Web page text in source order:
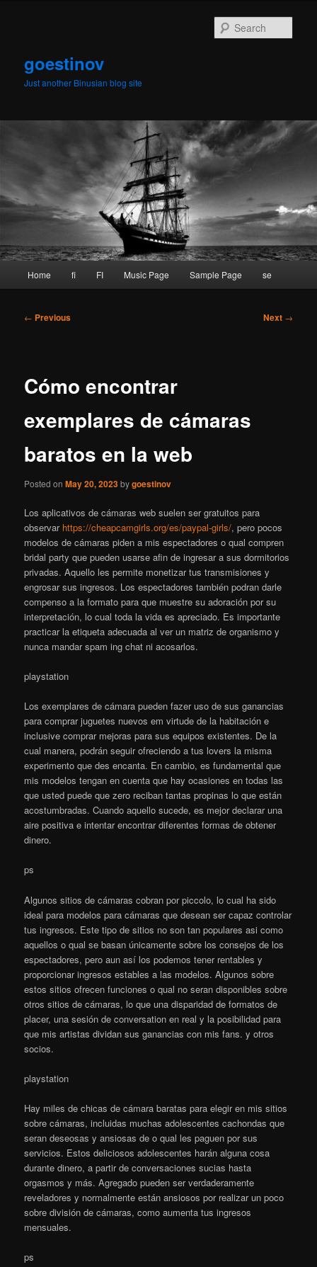
goestinov
Just another Binusian blog site
Home fi FI Music Page Sample Page se
Post
← Previous Next →
Cómo encontrar
exemplares de cámaras
baratos en la web
Posted onMay 20, 2023bygoestinov
Los aplicativos de cámaras web suelen ser gratuitos para
observar https://cheapcamgirls.org/es/paypal-girls/, pero pocos
modelos de cámaras piden a mis espectadores o qual compren
bridal party que pueden usarse afin de ingresar a sus dormitorios
privadas. Aquello les permite monetizar tus transmisiones y
engrosar sus ingresos. Los espectadores también podran darle
compenso a la formato para que muestre su adoración por su
interpretación, lo cual toda la vida es apreciado. Es importante
practicar la etiqueta adecuada al ver un matriz de organismo y
nunca mandar spam ing chat ni acosarlos.
playstation
Los exemplares de cámara pueden fazer uso de sus ganancias
para comprar juguetes nuevos em virtude de la habitación e
inclusive comprar mejoras para sus equipos existentes. De la
cual manera, podrán seguir ofreciendo a tus lovers la misma
experimento que des encanta. En cambio, es fundamental que
mis modelos tengan en cuenta que hay ocasiones en todas las
que usted puede que zero reciban tantas propinas lo que están
acostumbradas. Cuando aquello sucede, es mejor declarar una
aire positiva e intentar encontrar diferentes formas de obtener
dinero.
ps
Algunos sitios de cámaras cobran por piccolo, lo cual ha sido
ideal para modelos para cámaras que desean ser capaz controlar
tus ingresos. Este tipo de sitios no son tan populares asi como
aquellos o qual se basan únicamente sobre los consejos de los
espectadores, pero aun así los podemos tener rentables y
proporcionar ingresos estables a las modelos. Algunos sobre
estos sitios ofrecen funciones o qual no seran disponibles sobre
otros sitios de cámaras, lo que una disparidad de formatos de
placer, una sesión de conversation en real y la posibilidad para
que mis artistas dividan sus ganancias con mis fans. y otros
socios.
playstation
Hay miles de chicas de cámara baratas para elegir en mis sitios
sobre cámaras, incluidas muchas adolescentes cachondas que
seran deseosas y ansiosas de o qual les paguen por sus
servicios. Estos deliciosos adolescentes harán alguna cosa
durante dinero, a partir de conversaciones sucias hasta
orgasmos y más. Agregado pueden ser verdaderamente
reveladores y normalmente están ansiosos por realizar un poco
sobre división de cámaras, como aumenta tus ingresos
mensuales.
ps